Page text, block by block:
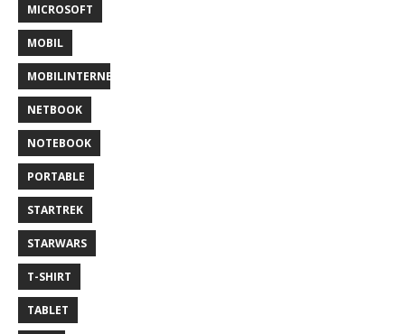
MICROSOFT
MOBIL
MOBILINTERNET
NETBOOK
NOTEBOOK
PORTABLE
STARTREK
STARWARS
T-SHIRT
TABLET